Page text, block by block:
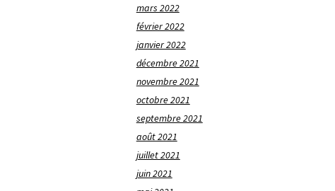
mars 2022
février 2022
janvier 2022
décembre 2021
novembre 2021
octobre 2021
septembre 2021
août 2021
juillet 2021
juin 2021